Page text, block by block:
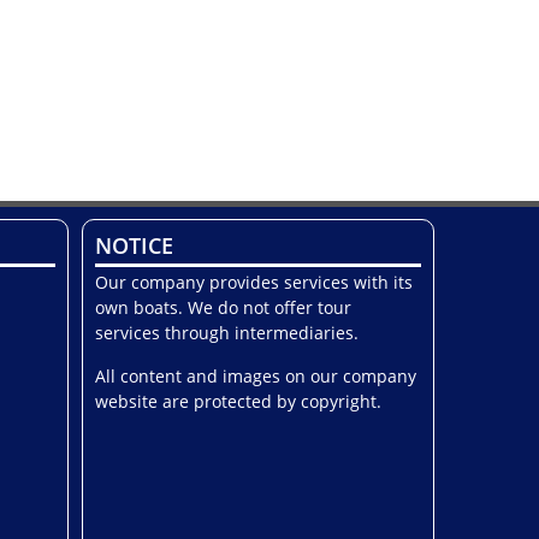
NOTICE
Our company provides services with its
own boats. We do not offer tour
services through intermediaries.
All content and images on our company
website are protected by copyright.